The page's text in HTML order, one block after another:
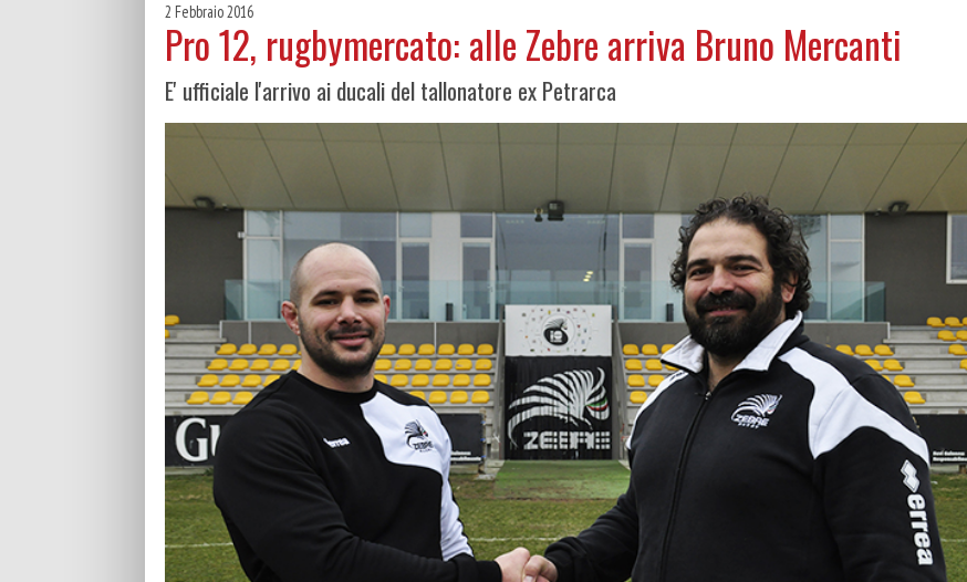
2 Febbraio 2016
Pro 12, rugbymercato: alle Zebre arriva Bruno Mercanti
E' ufficiale l'arrivo ai ducali del tallonatore ex Petrarca